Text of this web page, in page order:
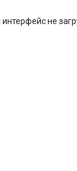
не